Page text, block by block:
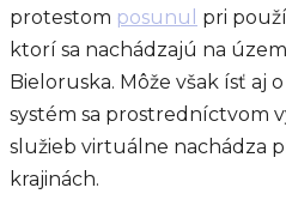
protestom posunul
pri
ktorí sa nachádzajú na
Bieloruska. Môže však ísť aj
systém sa prostredníctvom
služieb virtuálne nachádza
krajinách.